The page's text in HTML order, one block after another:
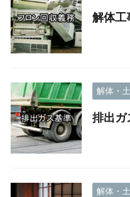
解体工
解体・
排出ガ
解体・